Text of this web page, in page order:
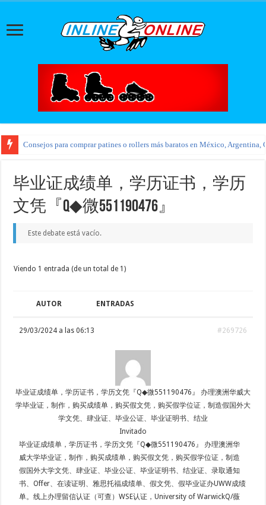
Consejos para comprar patines o rollers más baratos en México, Argentina,
毕业证成绩单，学历证书，学历
文凭『Q◆微551190476』
Este debate está vacío.
Viendo 1 entrada (de un total de 1)
AUTOR ENTRADAS
29/03/2024 a las 06:13 #269726
毕业证成绩单，学历证书，学历文凭『Q◆微551190476』 办理澳洲华威大
学毕业证，制作，购买成绩单，购买假文凭，购买假学位证，制造假国外大
学文凭、肆业证、毕业公证、毕业证明书、结业
Invitado
毕业证成绩单，学历证书，学历文凭『Q◆微551190476』 办理澳洲华
威大学毕业证，制作，购买成绩单，购买假文凭，购买假学位证，制造
假国外大学文凭、肆业证、毕业公证、毕业证明书、结业证、录取通知
书、Offer、在读证明、雅思托福成绩单、假文凭、假毕业证办UWW成绩
单。线上办理留信认证（可查）WSE认证，University of WarwickQ/薇